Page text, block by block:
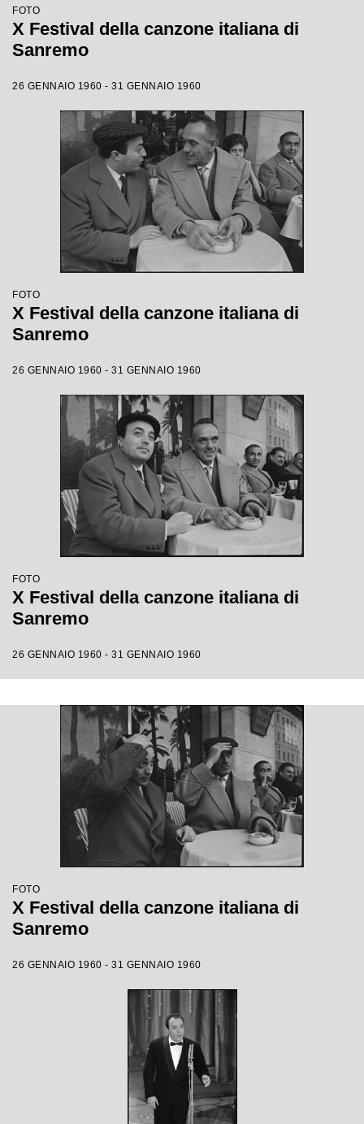
FOTO
X Festival della canzone italiana di
Sanremo
26 GENNAIO 1960 - 31 GENNAIO 1960
FOTO
X Festival della canzone italiana di
Sanremo
26 GENNAIO 1960 - 31 GENNAIO 1960
FOTO
X Festival della canzone italiana di
Sanremo
26 GENNAIO 1960 - 31 GENNAIO 1960
FOTO
X Festival della canzone italiana di
Sanremo
26 GENNAIO 1960 - 31 GENNAIO 1960